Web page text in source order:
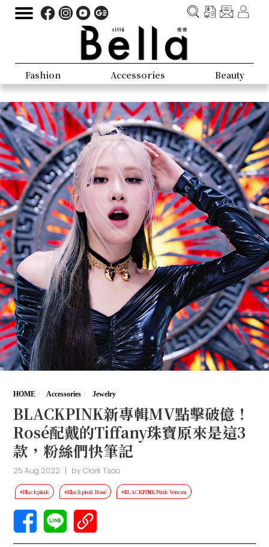
Fashion Accessories Beauty
HOME Accessories Jewelry
BLACKPINK新專輯MV點擊破億！
Rosé配戴的Tiffany珠寶原來是這3
款，粉絲們快筆記
25 Aug 2022 | byClark Tsao
#Blackpink #Blackpink Rosé #BLACKPINK Pink Venom